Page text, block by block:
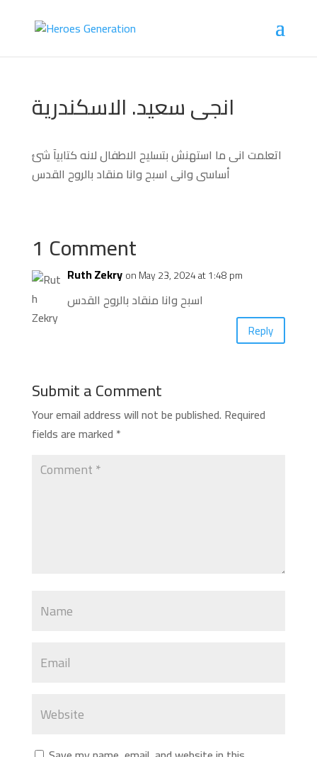
انجى سعيد. الاسكندرية
اتعلمت انى ما استهنش بتسليح الاطفال لانه كتابيآ شئ
أساسى وانى اسبح وانا منقاد بالروح القدس
1 Comment
Ruth Zekry on May 23, 2024 at 1:48 pm
اسبح وانا منقاد بالروح القدس
Reply
Submit a Comment
Your email address will not be published. Required
fields are marked *